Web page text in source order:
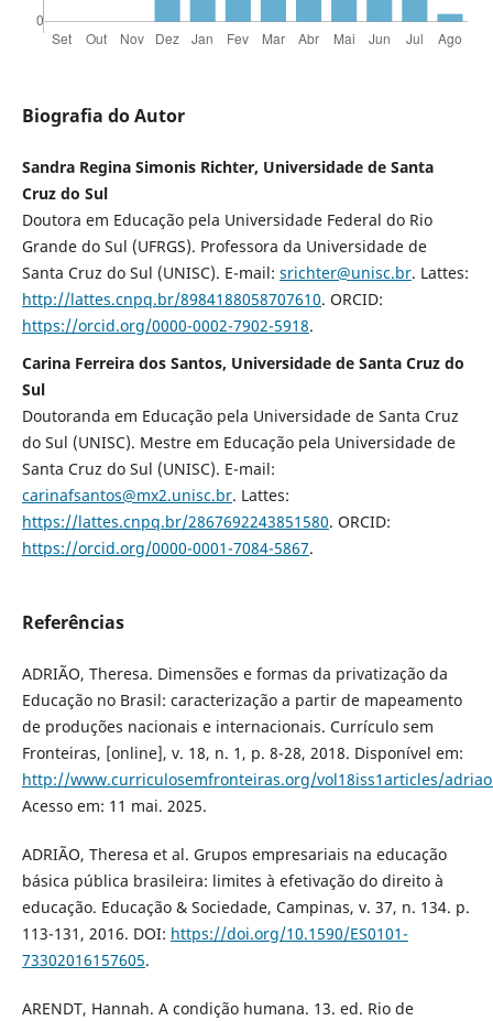
Biografia do Autor
Sandra Regina Simonis Richter, Universidade de Santa
Cruz do Sul
Doutora em Educação pela Universidade Federal do Rio
Grande do Sul (UFRGS). Professora da Universidade de
Santa Cruz do Sul (UNISC). E-mail: srichter@unisc.br. Lattes:
http://lattes.cnpq.br/8984188058707610. ORCID:
https://orcid.org/0000-0002-7902-5918.
Carina Ferreira dos Santos, Universidade de Santa Cruz do
Sul
Doutoranda em Educação pela Universidade de Santa Cruz
do Sul (UNISC). Mestre em Educação pela Universidade de
Santa Cruz do Sul (UNISC). E-mail:
carinafsantos@mx2.unisc.br. Lattes:
https://lattes.cnpq.br/2867692243851580. ORCID:
https://orcid.org/0000-0001-7084-5867.
Referências
ADRIÃO, Theresa. Dimensões e formas da privatização da
Educação no Brasil: caracterização a partir de mapeamento
de produções nacionais e internacionais. Currículo sem
Fronteiras, [online], v. 18, n. 1, p. 8-28, 2018. Disponível em:
http://www.curriculosemfronteiras.org/vol18iss1articles/
Acesso em: 11 mai. 2025.
ADRIÃO, Theresa et al. Grupos empresariais na educação
básica pública brasileira: limites à efetivação do direito à
educação. Educação & Sociedade, Campinas, v. 37, n. 134. p.
113-131, 2016. DOI: https://doi.org/10.1590/ES0101-
73302016157605.
ARENDT, Hannah. A condição humana. 13. ed. Rio de